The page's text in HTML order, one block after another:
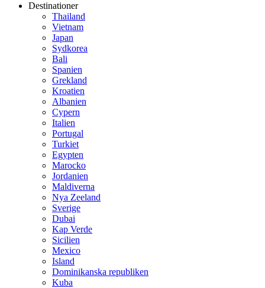
Destinationer
Thailand
Vietnam
Japan
Sydkorea
Bali
Spanien
Grekland
Kroatien
Albanien
Cypern
Italien
Portugal
Turkiet
Egypten
Marocko
Jordanien
Maldiverna
Nya Zeeland
Sverige
Dubai
Kap Verde
Sicilien
Mexico
Island
Dominikanska republiken
Kuba